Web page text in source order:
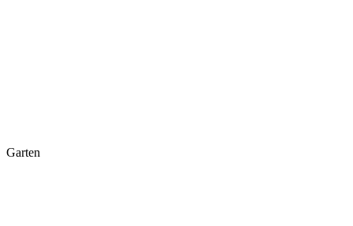
Garten